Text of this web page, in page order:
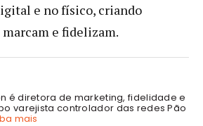
e no físico, criando
e fidelizam.
é diretora de marketing, fidelidade e
varejista controlador das redes Pão
mais